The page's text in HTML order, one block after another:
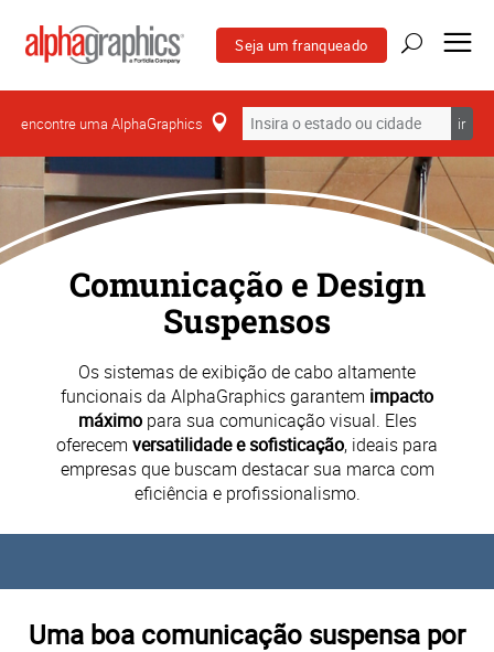
Seja um franqueado
encontre uma AlphaGraphics ir
Comunicação e Design
Suspensos
Os sistemas de exibição de cabo altamente
funcionais da AlphaGraphics garantem impacto
máximopara sua comunicação visual. Eles
oferecem versatilidade e sofisticação, ideais para
empresas que buscam destacar sua marca com
eficiência e profissionalismo.
Uma boa comunicação suspensa por